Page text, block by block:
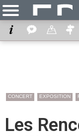
CONCERT EXPOSITION
Les